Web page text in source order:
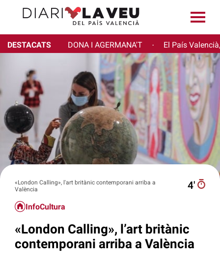
DESTACATS DONA I AGERMANA'T · El País
«London Calling», l'art britànic contemporani arriba a
València
4′
InfoCultura
«London Calling», l’art britànic
contemporani arriba a València